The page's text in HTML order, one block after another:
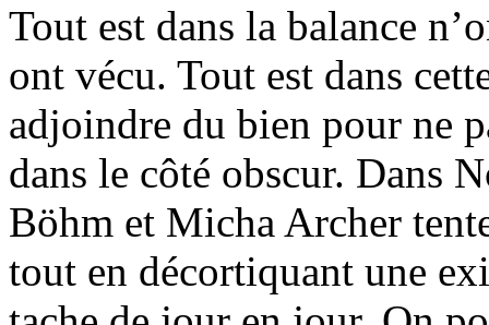
Tout est dans la balance
ont vécu. Tout est dans
adjoindre du bien pour ne
dans le côté obscur. Dans
Böhm et Micha Archer
tout en décortiquant une